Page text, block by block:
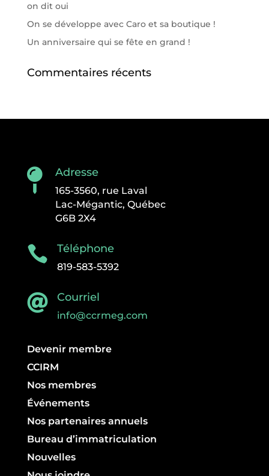
on dit oui
On se développe avec Caro et sa boutique !
Un anniversaire qui se fête en grand !
Commentaires récents
 Adresse
165-3560, rue Laval
Lac-Mégantic, Québec
G6B 2X4
 Téléphone
819-583-5392
 Courriel
info@ccrmeg.com
Devenir membre
CCIRM
Nos membres
Événements
Nos partenaires annuels
Bureau d’immatriculation
Nouvelles